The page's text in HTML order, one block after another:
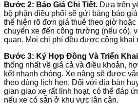
Bước 2: Báo Giá Chi Tiết. Dựa trên
bộ phận điều phối sẽ gửi bảng báo
thể hiện rõ đơn giá thuê theo giờ hoặc
chuyển xe đến công trường (nếu có),
quan. Mọi chi phí đều được công khai
Bước 3: Ký Hợp Đồng Và Triển
thống nhất về giá cả và điều khoản,
kết nhanh chóng. Xe nâng sẽ được
theo đúng lịch hẹn. Đối với địa bàn
gian giao xe rất linh hoạt, có thể đáp
nếu xe có sẵn ở khu vực lân cận.